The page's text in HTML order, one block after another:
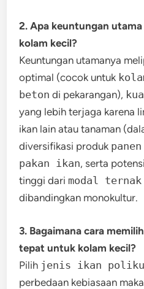
2. Apa keuntungan
kolam kecil?
Keuntungan utamanya
optimal (cocok untuk
beton di pekarangan),
yang lebih terjaga karena
ikan lain atau tanaman
diversifikasi produk
pakan ikan, serta potensi
tinggi dari modal
dibandingkan monokultur.
3. Bagaimana cara
tepat untuk kolam kecil?
Pilih jenis ikan
perbedaan kebiasaan